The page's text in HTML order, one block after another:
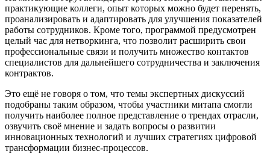
практикующие коллеги, опыт которых можно будет перенять,
проанализировать и адаптировать для улучшения показателей
работы сотрудников. Кроме того, программой предусмотрен
целый час для нетворкинга, что позволит расширить свои
профессиональные связи и получить множество контактов
специалистов для дальнейшего сотрудничества и заключения
контрактов.
Это ещё не говоря о том, что темы экспертных дискуссий
подобраны таким образом, чтобы участники митапа смогли
получить наиболее полное представление о трендах отрасли,
озвучить своё мнение и задать вопросы о развитии
инновационных технологий и лучших стратегиях цифровой
трансформации бизнес-процессов.